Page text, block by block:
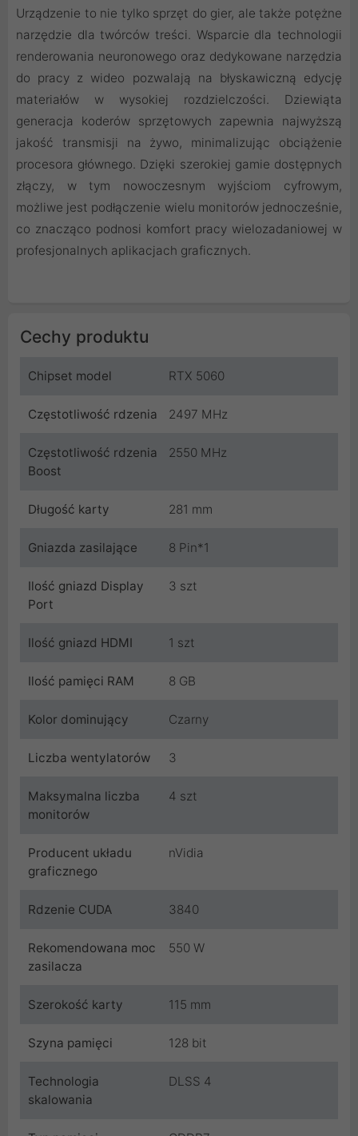
Urządzenie to nie tylko sprzęt do gier, ale także potężne
narzędzie dla twórców treści. Wsparcie dla technologii
renderowania neuronowego oraz dedykowane narzędzia
do pracy z wideo pozwalają na błyskawiczną edycję
materiałów w wysokiej rozdzielczości. Dziewiąta
generacja koderów sprzętowych zapewnia najwyższą
jakość transmisji na żywo, minimalizując obciążenie
procesora głównego. Dzięki szerokiej gamie dostępnych
złączy, w tym nowoczesnym wyjściom cyfrowym,
możliwe jest podłączenie wielu monitorów jednocześnie,
co znacząco podnosi komfort pracy wielozadaniowej w
profesjonalnych aplikacjach graficznych.
Cechy produktu
Chipset model RTX 5060
Częstotliwość rdzenia 2497 MHz
Częstotliwość rdzenia
Boost
2550 MHz
Długość karty 281 mm
Gniazda zasilające 8 Pin*1
Ilość gniazd Display
Port
3 szt
Ilość gniazd HDMI 1 szt
Ilość pamięci RAM 8 GB
Kolor dominujący Czarny
Liczba wentylatorów 3
Maksymalna liczba
monitorów
4 szt
Producent układu
graficznego
nVidia
Rdzenie CUDA 3840
Rekomendowana moc
zasilacza
550 W
Szerokość karty 115 mm
Szyna pamięci 128 bit
Technologia
skalowania
DLSS 4